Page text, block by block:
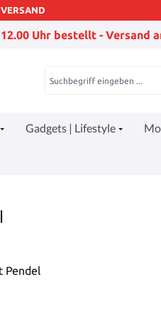
Uhr bestellt - Versand
Gadgets | Lifestyle